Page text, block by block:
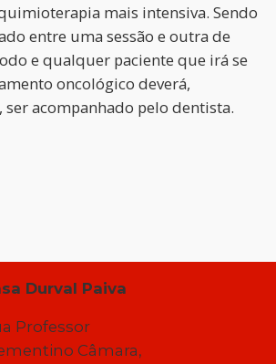
mais intensiva. Sendo
entre uma sessão e outra de
e qualquer paciente que irá se
oncológico deverá,
ser acompanhado pelo dentista.
Durval Paiva
Professor
Câmara,